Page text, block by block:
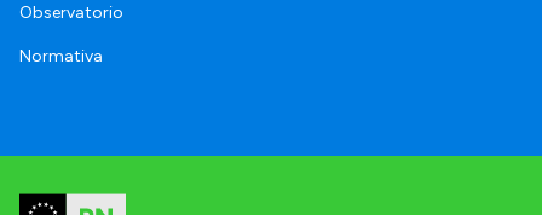
Observatorio
Normativa